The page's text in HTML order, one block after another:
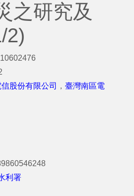
之研究及
2)
股份有限公司 ， 臺灣南區電
利署